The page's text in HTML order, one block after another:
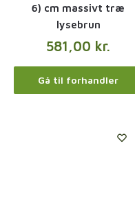
6) cm massivt træ
lysebrun
581,00 kr.
Gå til forhandler